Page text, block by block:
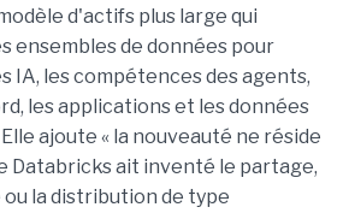
d'actifs plus large qui
ensembles de données pour
IA, les compétences des agents,
les applications et les données
ajoute « la nouveauté ne réside
Databricks ait inventé le partage,
ou la distribution de type